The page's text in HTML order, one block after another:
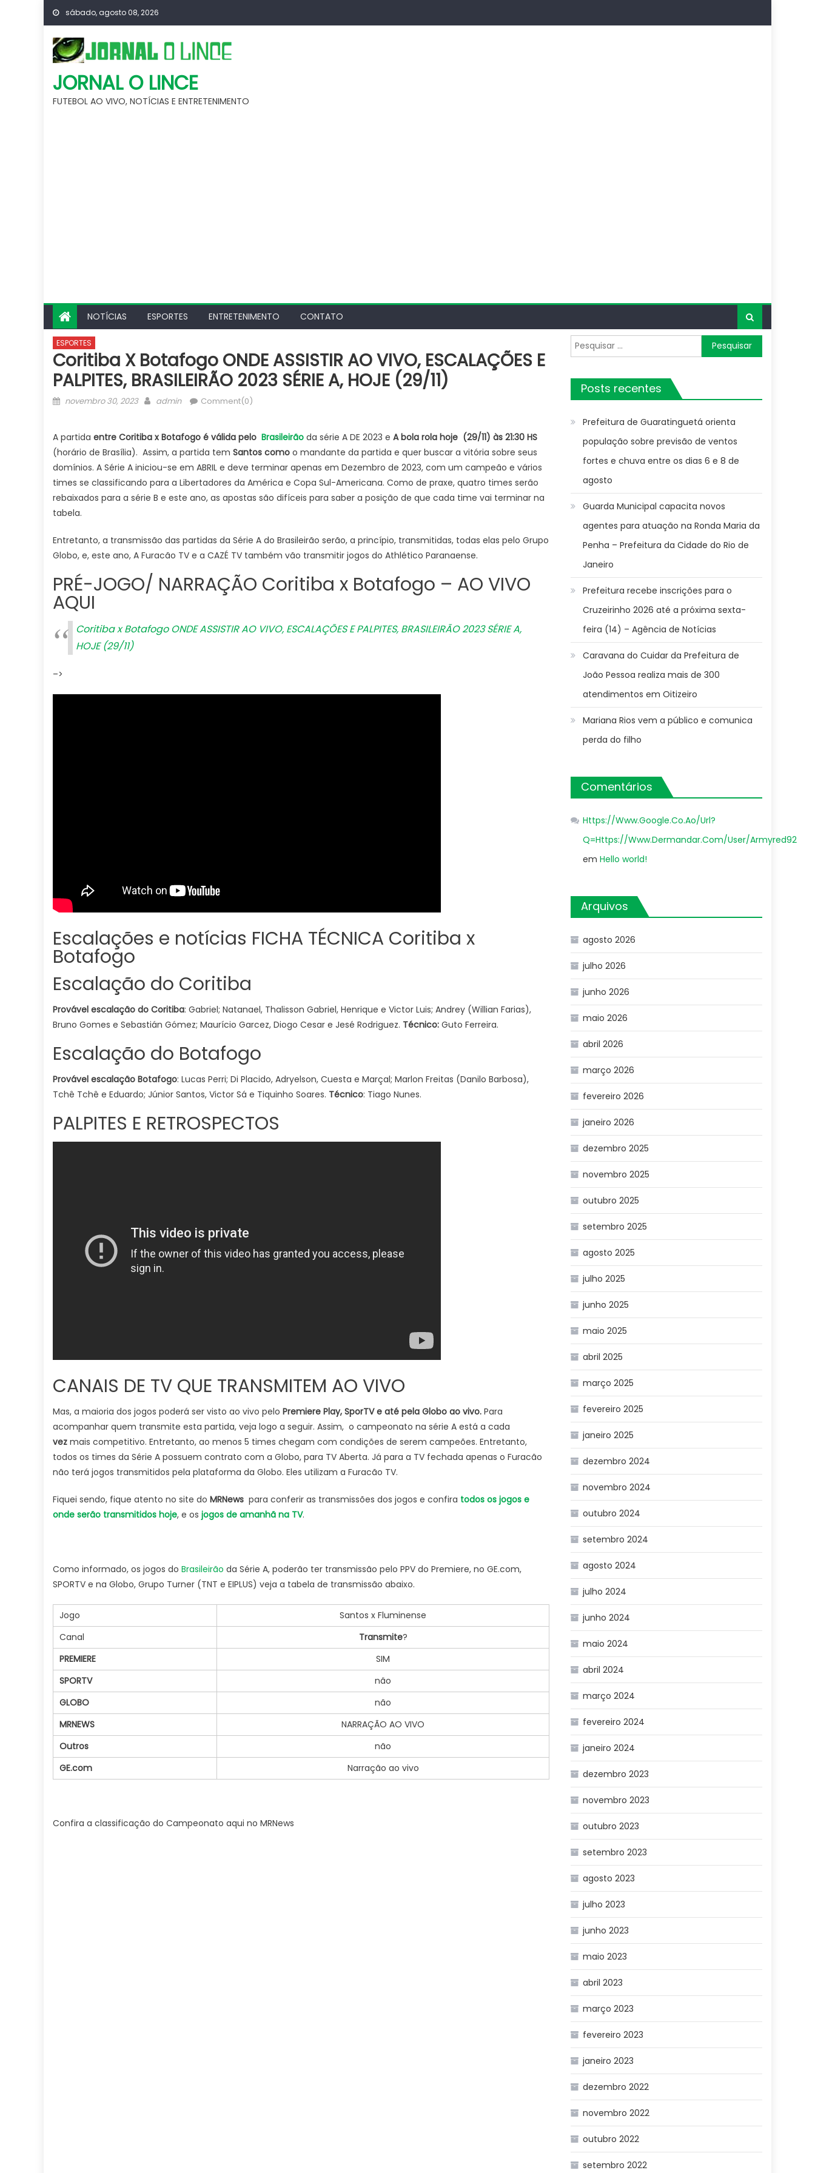
Skip
content
sábado, agosto 08, 2026
JORNAL O LINCE
FUTEBOL AO VIVO, NOTÍCIAS E ENTRETENIMENTO
NOTÍCIAS ESPORTES ENTRETENIMENTO CONTATO
ESPORTES
Coritiba X Botafogo ONDE ASSISTIR AO VIVO, ESCALAÇÕES E
PALPITES, BRASILEIRÃO 2023 SÉRIE A, HOJE (29/11)
Posted
novembro 30, 2023 Author
admin Comment(0)
A partida entre Coritiba x Botafogo é válida pelo Brasileirão da série A DE 2023 e A bola rola hoje (29/11) às 21:30 HS
(horário de Brasília). Assim, a partida tem Santos como o mandante da partida e quer buscar a vitória sobre seus
domínios. A Série A iniciou-se em ABRIL e deve terminar apenas em Dezembro de 2023, com um campeão e vários
times se classificando para a Libertadores da América e Copa Sul-Americana. Como de praxe, quatro times serão
rebaixados para a série B e este ano, as apostas são difíceis para saber a posição de que cada time vai terminar na
tabela.
Entretanto, a transmissão das partidas da Série A do Brasileirão serão, a princípio, transmitidas, todas elas pelo Grupo
Globo, e, este ano, A Furacão TV e a CAZÉ TV também vão transmitir jogos do Athlético Paranaense.
PRÉ-JOGO/ NARRAÇÃO Coritiba x Botafogo – AO VIVO
AQUI
Coritiba x Botafogo ONDE ASSISTIR AO VIVO, ESCALAÇÕES E PALPITES, BRASILEIRÃO 2023 SÉRIE A,
HOJE (29/11)
–>
Escalações e notícias FICHA TÉCNICA Coritiba x
Botafogo
Escalação do Coritiba
Provável escalação do Coritiba: Gabriel; Natanael, Thalisson Gabriel, Henrique e Victor Luis; Andrey (Willian Farias),
Bruno Gomes e Sebastián Gómez; Maurício Garcez, Diogo Cesar e Jesé Rodriguez. Técnico: Guto Ferreira.
Escalação do Botafogo
Provável escalação Botafogo: Lucas Perri; Di Placido, Adryelson, Cuesta e Marçal; Marlon Freitas (Danilo Barbosa),
Tchê Tchê e Eduardo; Júnior Santos, Victor Sá e Tiquinho Soares. Técnico: Tiago Nunes.
PALPITES E RETROSPECTOS
CANAIS DE TV QUE TRANSMITEM AO VIVO
Mas, a maioria dos jogos poderá ser visto ao vivo pelo Premiere Play, SporTV e até pela Globo ao vivo. Para
acompanhar quem transmite esta partida, veja logo a seguir. Assim, o campeonato na série A está a cada
vez mais competitivo. Entretanto, ao menos 5 times chegam com condições de serem campeões. Entretanto,
todos os times da Série A possuem contrato com a Globo, para TV Aberta. Já para a TV fechada apenas o Furacão
não terá jogos transmitidos pela plataforma da Globo. Eles utilizam a Furacão TV.
Fiquei sendo, fique atento no site do MRNews para conferir as transmissões dos jogos e confira todos os jogos e
onde serão transmitidos hoje, e os jogos de amanhã na TV.
Como informado, os jogos do Brasileirão da Série A, poderão ter transmissão pelo PPV do Premiere, no GE.com,
SPORTV e na Globo, Grupo Turner (TNT e EIPLUS) veja a tabela de transmissão abaixo.
Jogo
Santos x Fluminense
Canal
Transmite?
PREMIERE
SIM
SPORTV
não
GLOBO
não
MRNEWS
NARRAÇÃO AO VIVO
Outros
não
GE.com
Narração ao vivo
Confira a classificação do Campeonato aqui no MRNews
Pesquisar
por:
Posts recentes
Prefeitura de Guaratinguetá orienta
população sobre previsão de ventos
fortes e chuva entre os dias 6 e 8 de
agosto
Guarda Municipal capacita novos
agentes para atuação na Ronda Maria da
Penha – Prefeitura da Cidade do Rio de
Janeiro
Prefeitura recebe inscrições para o
Cruzeirinho 2026 até a próxima sexta-
feira (14) – Agência de Notícias
Caravana do Cuidar da Prefeitura de
João Pessoa realiza mais de 300
atendimentos em Oitizeiro
Mariana Rios vem a público e comunica
perda do filho
Comentários
Https://Www.Google.Co.Ao/Url?
Q=Https://Www.Dermandar.Com/User/Armyred92
emHello world!
Arquivos
agosto 2026
julho 2026
junho 2026
maio 2026
abril 2026
março 2026
fevereiro 2026
janeiro 2026
dezembro 2025
novembro 2025
outubro 2025
setembro 2025
agosto 2025
julho 2025
junho 2025
maio 2025
abril 2025
março 2025
fevereiro 2025
janeiro 2025
dezembro 2024
novembro 2024
outubro 2024
setembro 2024
agosto 2024
julho 2024
junho 2024
maio 2024
abril 2024
março 2024
fevereiro 2024
janeiro 2024
dezembro 2023
novembro 2023
outubro 2023
setembro 2023
agosto 2023
julho 2023
junho 2023
maio 2023
abril 2023
março 2023
fevereiro 2023
janeiro 2023
dezembro 2022
novembro 2022
outubro 2022
setembro 2022